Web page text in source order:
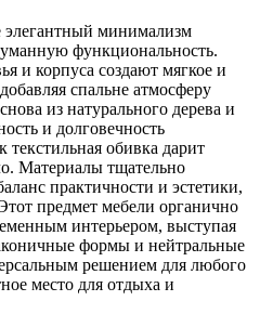
элегантный минимализм
функциональность.
и корпуса создают мягкое и
спальне атмосферу
из натурального дерева и
и долговечность
текстильная обивка дарит
Материалы тщательно
практичности и эстетики,
предмет мебели органично
интерьером, выступая
формы и нейтральные
решением для любого
место для отдыха и